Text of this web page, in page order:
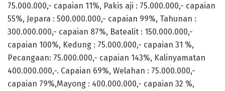
75.000.000,- capaian 11%, Pakis aji : 75.000.000,- capaian
55%, Jepara : 500.000.000,- capaian 99%, Tahunan :
300.000.000,- capaian 87%, Batealit : 150.000.000,-
capaian 100%, Kedung : 75.000.000,- capaian 31 %,
Pecangaan: 75.000.000,- capaian 143%, Kalinyamatan
400.000.000,-. Capaian 69%, Welahan : 75.000.000,-
capaian 79%,Mayong : 400.000.000,- capaian 32 %,